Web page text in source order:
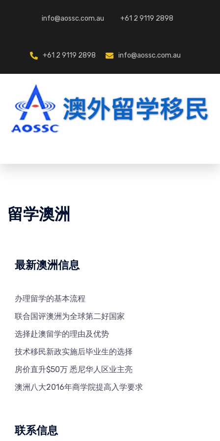
info@aossc.com.au +61 2 9119 2898
+61 2 9119 2898 info@aossc.com.au
留学澳洲
最新澳洲信息
办理留学的基本流程
联合国评澳洲为全球第二好国家
选择赴澳留学的理由及优势
技术移民新政实施后毕业生的选择
房价直升$50万 悉尼华人区业主亮
澳洲八大2016年商学院提高入学要求
联系信息